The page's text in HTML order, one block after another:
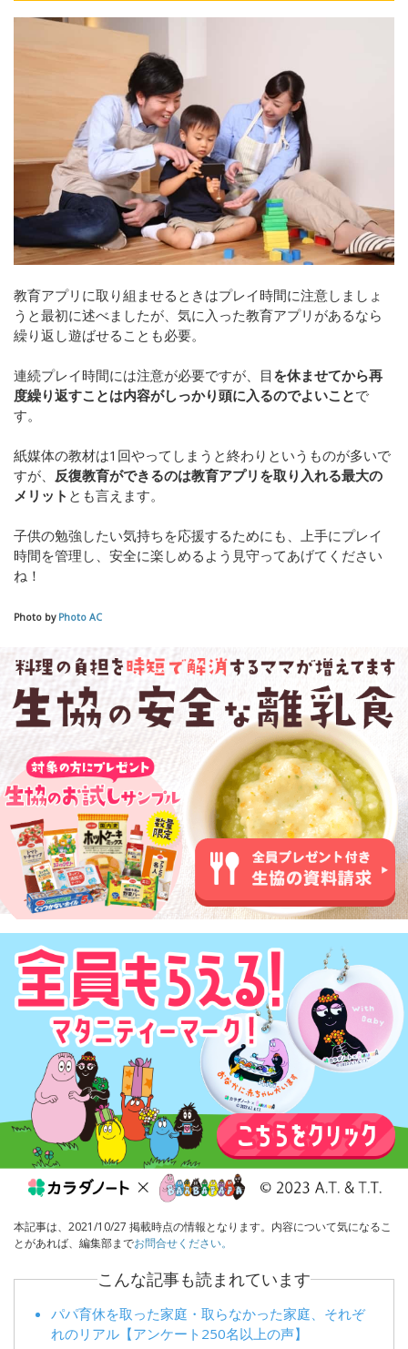
教育アプリに取り組ませるときはプレイ時間に注意しましょ
うと最初に述べましたが、気に入った教育アプリがあるなら
繰り返し遊ばせることも必要。
連続プレイ時間には注意が必要ですが、目 を休ませてから再
度繰り返すことは内容がしっかり頭に入るのでよいことで
す。
紙媒体の教材は1回やってしまうと終わりというものが多いで
すが、 反復教育ができるのは教育アプリを取り入れる最大の
メリット とも言えます。
子供の勉強したい気持ちを応援するためにも、上手にプレイ
時間を管理し、安全に楽しめるよう見守ってあげてください
ね！
Photo by Photo AC
本記事は、2021/10/27 掲載時点の情報となります。内容について気になるこ
とがあれば、編集部までお問合せください。
こんな記事も読まれています
パパ育休を取った家庭・取らなかった家庭、それぞ
れのリアル【アンケート250名以上の声】